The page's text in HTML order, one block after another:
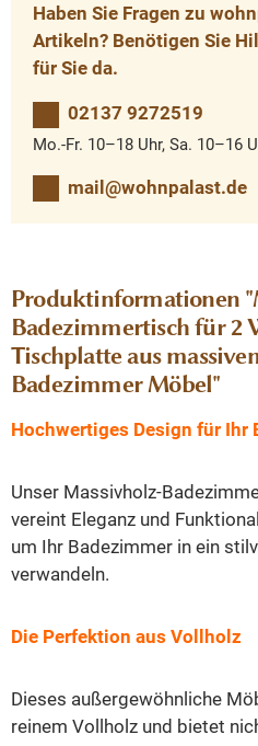
Haben Sie Fragen zu
Artikeln? Benötigen Sie
für Sie da.
02137 9272519
Mo.-Fr. 10–18 Uhr, Sa. 10–16
mail@wohnpalast.de
Produktinformationen
Badezimmertisch für 2
Tischplatte aus
Badezimmer Möbel"
Hochwertiges Design für Ihr
Unser Massivholz-
vereint Eleganz und
um Ihr Badezimmer in ein
verwandeln.
Die Perfektion aus Vollholz
Dieses außergewöhnliche
reinem Vollholz und bietet